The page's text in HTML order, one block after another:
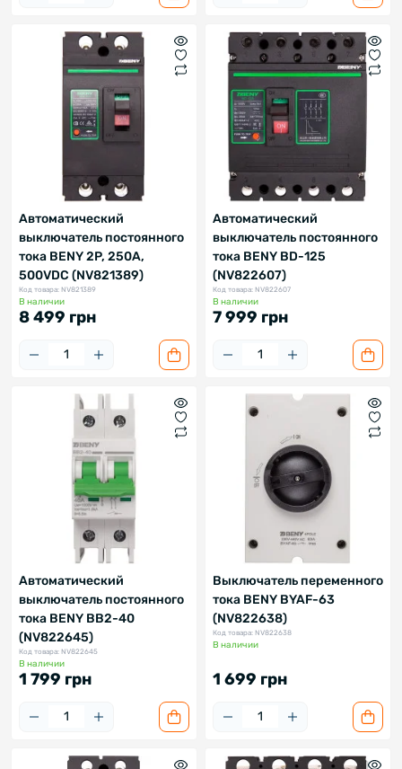
Автоматический
выключатель постоянного
тока BENY 2P, 250A,
500VDC (NV821389)
Код товара: NV821389
В наличии
8 499 грн
Автоматический
выключатель постоянного
тока BENY BD-125
(NV822607)
Код товара: NV822607
В наличии
7 999 грн
Автоматический
выключатель постоянного
тока BENY BB2-40
(NV822645)
Код товара: NV822645
В наличии
1 799 грн
Выключатель переменного
тока BENY BYAF-63
(NV822638)
Код товара: NV822638
В наличии
1 699 грн